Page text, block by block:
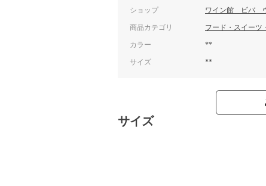
ショップ ワイン館 ビバ
商品カテゴリ フード・スイーツ
カラー **
サイズ **
サイズ